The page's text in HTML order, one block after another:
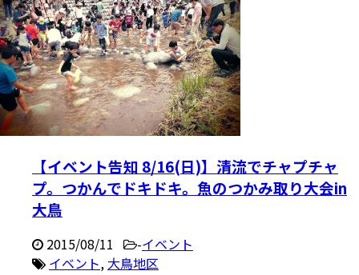
【イベント告知 8/16(日)】清流でチャプチャ
プ。つかんでドキドキ。魚のつかみ取り大会in
大鳥
2015/08/11 -イベント
イベント, 大鳥地区